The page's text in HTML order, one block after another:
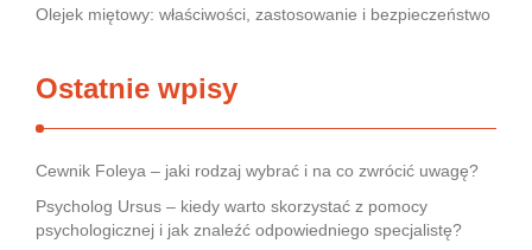
Olejek miętowy: właściwości, zastosowanie i bezpieczeństwo
Ostatnie wpisy
Cewnik Foleya – jaki rodzaj wybrać i na co zwrócić uwagę?
Psycholog Ursus – kiedy warto skorzystać z pomocy
psychologicznej i jak znaleźć odpowiedniego specjalistę?